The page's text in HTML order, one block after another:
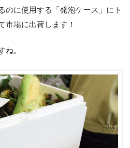
のに使用する「発泡ケース」にト
市場に出荷します！
ね。